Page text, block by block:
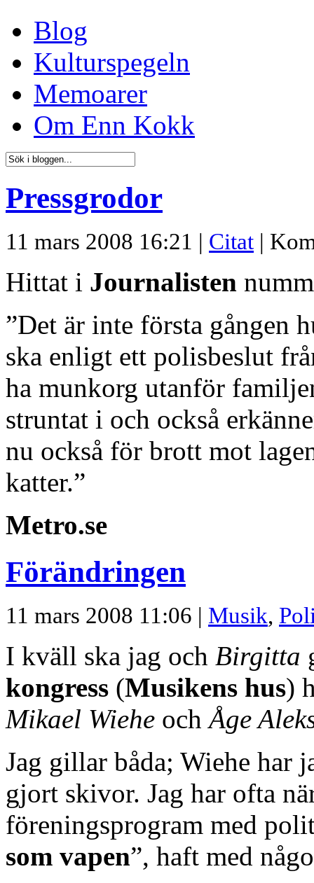
Blog
Kulturspegeln
Memoarer
Om Enn Kokk
Pressgrodor
11 mars 2008 16:21 | Citat |
Hittat i Journalisten
”Det är inte första gången
ska enligt ett polisbeslut
ha munkorg utanför
struntat i och också
nu också för brott mot
katter.”
Metro.se
Förändringen
11 mars 2008 11:06 | Musik,
I kväll ska jag och Birgitta
kongress (Musikens hus)
Mikael Wiehe ochÅge
Jag gillar båda; Wiehe har
gjort skivor. Jag har ofta
föreningsprogram med
som vapen”, haft med